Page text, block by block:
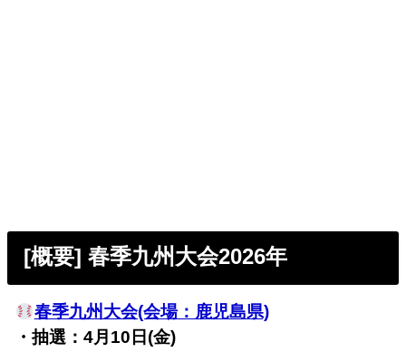
[概要] 春季九州大会2026年
春季九州大会(会場：鹿児島県)
・抽選：4月10日(金)